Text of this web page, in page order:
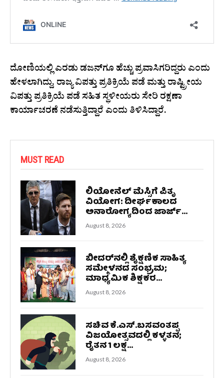
ದೋಣಿಯಲ್ಲಿ ಎರಡು ಡಜನ್‌ಗೂ ಹೆಚ್ಚು ಪ್ರವಾಸಿಗರಿದ್ದರು ಎಂದು
ಹೇಳಲಾಗಿದ್ದು, ರಾಜ್ಯ ವಿಪತ್ತು ಪ್ರತಿಕ್ರಿಯೆ ಪಡೆ ಮತ್ತು ರಾಷ್ಟ್ರೀಯ
ವಿಪತ್ತು ಪ್ರತಿಕ್ರಿಯೆ ಪಡೆ ಸಹಿತ ಸ್ಥಳೀಯರು ಸೇರಿ ರಕ್ಷಣಾ
ಕಾರ್ಯಾಚರಣೆ ನಡೆಸುತ್ತಿದ್ದಾರೆ ಎಂದು ತಿಳಿಸಿದ್ದಾರೆ.
MUST READ
ಲಿಯೋನೆಲ್ ಮೆಸ್ಸಿಗೆ ಪಿತೃ
ವಿಯೋಗ: ದೀರ್ಘಕಾಲದ
ಅನಾರೋಗ್ಯದಿಂದ ಜಾರ್ಜ್...
August 8, 2026
ಬೀದರ್‌ನಲ್ಲಿ ಶೈಕ್ಷಣಿಕ ಸಾಹಿತ್ಯ
ಸಮ್ಮೇಳನದ ಸಂಭ್ರಮ;
ಮಾಧ್ಯಮಿಕ ಶಿಕ್ಷಕರ...
August 8, 2026
ಸಚಿವ ಕೆ.ಎಸ್.ಬಸವಂತಪ್ಪ
ವಿಜಯೋತ್ಸವದಲ್ಲಿ ಕಳ್ಳತನ;
ರೈತನ 1 ಲಕ್ಷ...
August 8, 2026